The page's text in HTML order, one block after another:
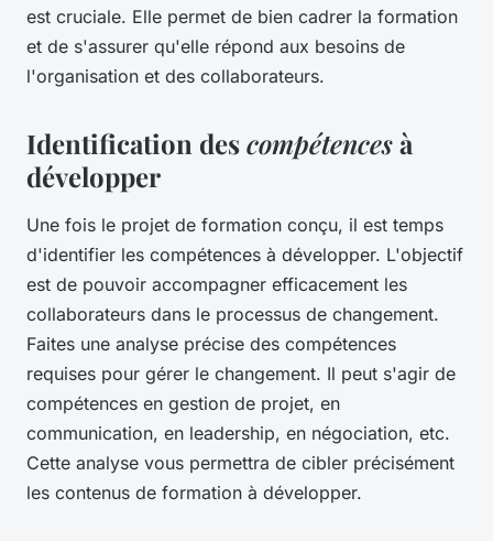
est cruciale. Elle permet de bien cadrer la formation
et de s'assurer qu'elle répond aux besoins de
l'organisation et des collaborateurs.
Identification descompétencesà
développer
Une fois le projet de formation conçu, il est temps
d'identifier les compétences à développer. L'objectif
est de pouvoir accompagner efficacement les
collaborateurs dans le processus de changement.
Faites une analyse précise des compétences
requises pour gérer le changement. Il peut s'agir de
compétences en gestion de projet, en
communication, en leadership, en négociation, etc.
Cette analyse vous permettra de cibler précisément
les contenus de formation à développer.